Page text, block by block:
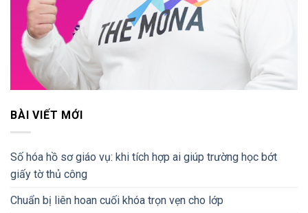
BÀI VIẾT MỚI
Số hóa hồ sơ giáo vụ: khi tích hợp ai giúp trường học bớt
giấy tờ thủ công
Chuẩn bị liên hoan cuối khóa trọn vẹn cho lớp